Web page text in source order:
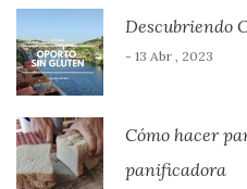
Descubriendo
- 13 Abr , 2023
Cómo hacer
panificadora